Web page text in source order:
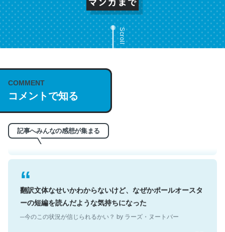
Scroll
COMMENT
コメントで知る
記事へみんなの感想が集まる
これは名文。彼はとてもクレバーなんだろうなと凄く思
う。英語少しでも読める人は原文もお勧め。自分はこの流
れ好き。Let’s Fucking Go. Then Covid hit. Shit.
─今のこの状況が信じられるかい？ by ラーズ・ヌートバー
翻訳文体なせいかわからないけど、なぜかポールオースタ
ーの短編を読んだような気持ちになった
─今のこの状況が信じられるかい？ by ラーズ・ヌートバー